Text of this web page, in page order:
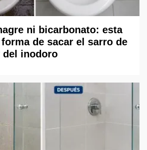
ni bicarbonato: esta
de sacar el sarro de
del inodoro